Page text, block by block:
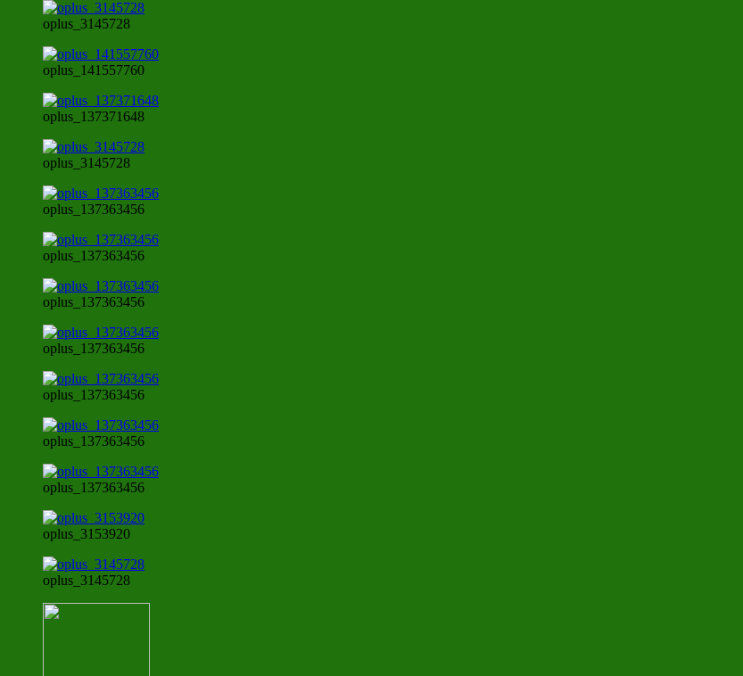
oplus_3145728
oplus_141557760
oplus_137371648
oplus_3145728
oplus_137363456
oplus_137363456
oplus_137363456
oplus_137363456
oplus_137363456
oplus_137363456
oplus_137363456
oplus_3153920
oplus_3145728